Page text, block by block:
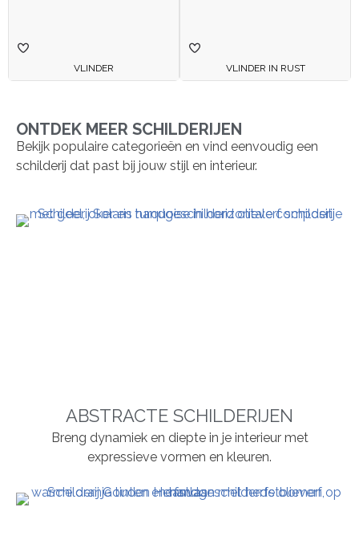
VLINDER VLINDER IN RUST
ONTDEK MEER SCHILDERIJEN
Bekijk populaire categorieën en vind eenvoudig een
schilderij dat past bij jouw stijl en interieur.
ABSTRACTE SCHILDERIJEN
Breng dynamiek en diepte in je interieur met
expressieve vormen en kleuren.